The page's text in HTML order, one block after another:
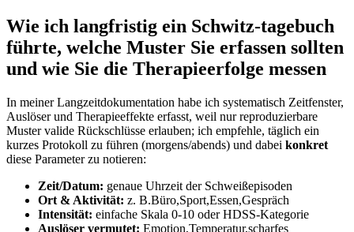
Wie ich langfristig ein Schwitz-tagebuch
führte, ‍welche Muster‍ Sie erfassen sollten
und wie ⁢Sie die Therapieerfolge⁣ messen
In⁤ meiner Langzeitdokumentation habe ich systematisch Zeitfenster,⁣
Auslöser und Therapieeffekte erfasst, weil nur⁤ reproduzierbare​
Muster⁢ valide Rückschlüsse erlauben;​ ich empfehle, täglich ein
kurzes⁤ Protokoll zu führen ⁢(morgens/abends) und dabei konkret
diese Parameter zu notieren:
Zeit/Datum: genaue Uhrzeit der‍ Schweißepisoden
Ort & ⁣Aktivität: z. B.Büro,Sport,Essen,Gespräch
Intensität: einfache Skala 0-10 oder HDSS-Kategorie
Auslöser vermutet: Emotion,Temperatur,scharfes